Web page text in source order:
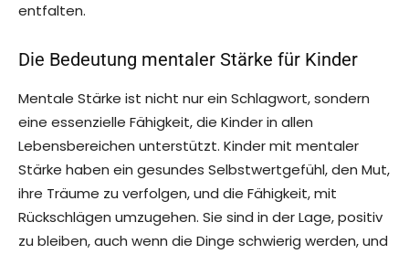
entfalten.
Die Bedeutung mentaler Stärke für Kinder
Mentale Stärke ist nicht nur ein Schlagwort, sondern
eine essenzielle Fähigkeit, die Kinder in allen
Lebensbereichen unterstützt. Kinder mit mentaler
Stärke haben ein gesundes Selbstwertgefühl, den Mut,
ihre Träume zu verfolgen, und die Fähigkeit, mit
Rückschlägen umzugehen. Sie sind in der Lage, positiv
zu bleiben, auch wenn die Dinge schwierig werden, und